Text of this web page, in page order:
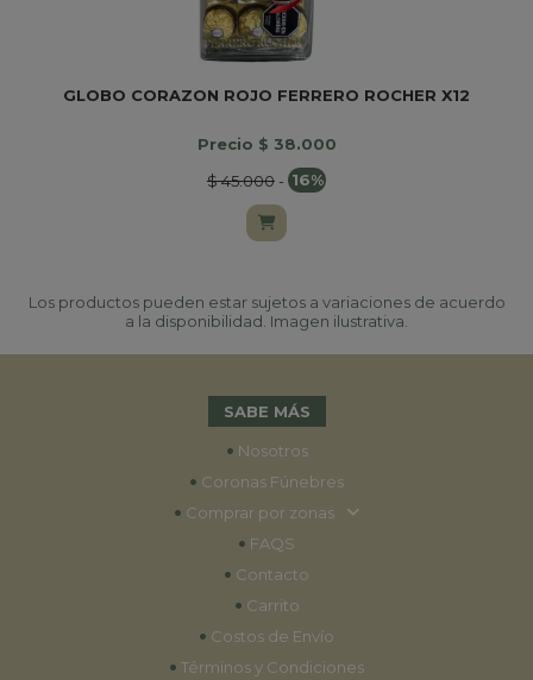
GLOBO CORAZON ROJO FERRERO ROCHER X12
Precio $ 38.000
$ 45.000- 16%
Los productos pueden estar sujetos a variaciones de acuerdo
a la disponibilidad. Imagen ilustrativa.
SABE MÁS
• Nosotros
• Coronas Fúnebres
• Comprar por zonas
• FAQS
• Contacto
• Carrito
• Costos de Envío
• Términos y Condiciones